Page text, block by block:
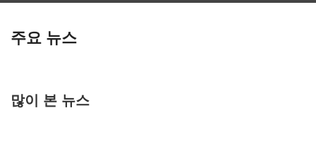
주요 뉴스
많이 본 뉴스